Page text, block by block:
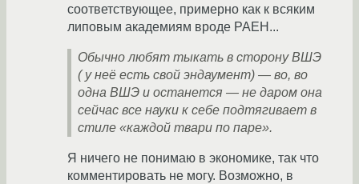
соответствующее, примерно как к всяким
липовым академиям вроде РАЕН...
Обычно любят тыкать в сторону ВШЭ
( у неё есть свой эндаумент) — во, во
одна ВШЭ и останется — не даром она
сейчас все науки к себе подтягивает в
стиле «каждой твари по паре».
Я ничего не понимаю в экономике, так что
комментировать не могу. Возможно, в